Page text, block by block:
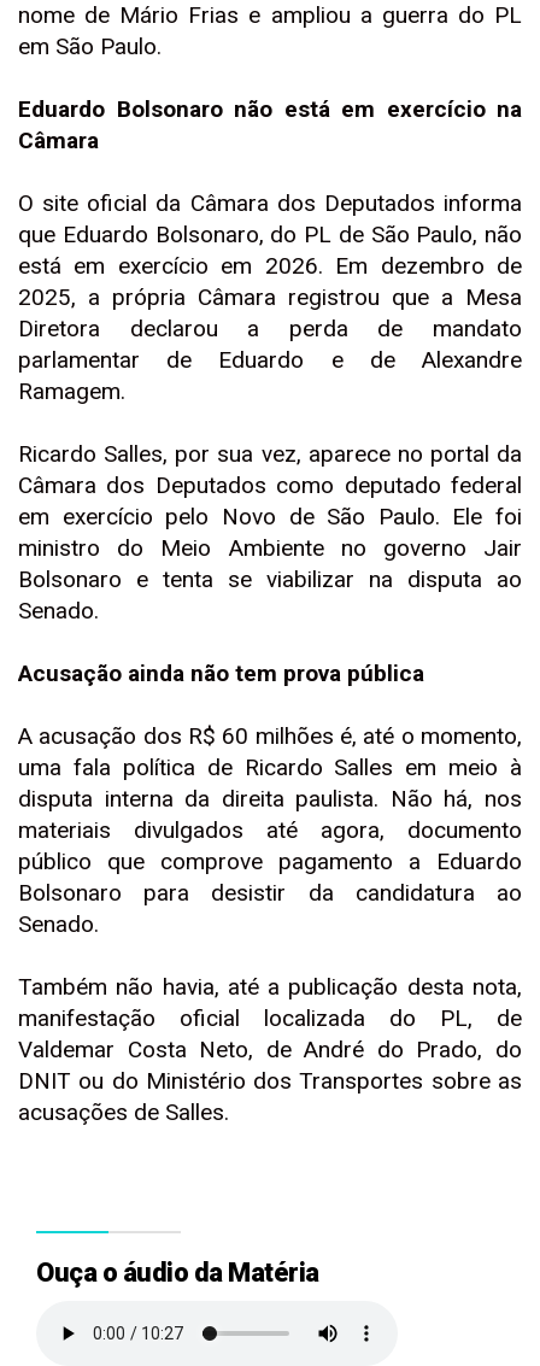
nome de Mário Frias e ampliou a guerra do PL
em São Paulo.
Eduardo Bolsonaro não está em exercício na
Câmara
O site oficial da Câmara dos Deputados informa
que Eduardo Bolsonaro, do PL de São Paulo, não
está em exercício em 2026. Em dezembro de
2025, a própria Câmara registrou que a Mesa
Diretora declarou a perda de mandato
parlamentar de Eduardo e de Alexandre
Ramagem.
Ricardo Salles, por sua vez, aparece no portal da
Câmara dos Deputados como deputado federal
em exercício pelo Novo de São Paulo. Ele foi
ministro do Meio Ambiente no governo Jair
Bolsonaro e tenta se viabilizar na disputa ao
Senado.
Acusação ainda não tem prova pública
A acusação dos R$ 60 milhões é, até o momento,
uma fala política de Ricardo Salles em meio à
disputa interna da direita paulista. Não há, nos
materiais divulgados até agora, documento
público que comprove pagamento a Eduardo
Bolsonaro para desistir da candidatura ao
Senado.
Também não havia, até a publicação desta nota,
manifestação oficial localizada do PL, de
Valdemar Costa Neto, de André do Prado, do
DNIT ou do Ministério dos Transportes sobre as
acusações de Salles.
Ouça o áudio da Matéria